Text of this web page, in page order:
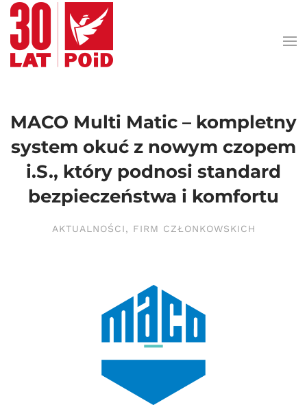
Przejdź do treści głównej
MACO Multi Matic – kompletny
system okuć z nowym czopem
i.S., który podnosi standard
bezpieczeństwa i komfortu
AKTUALNOŚCI, FIRM CZŁONKOWSKICH